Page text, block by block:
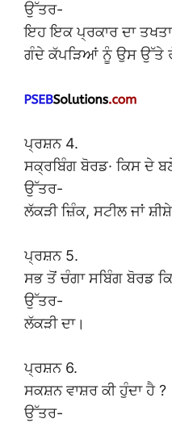
ਉੱਤਰ-
ਇਹ ਇਕ ਪ੍ਰਕਾਰ ਦਾ
ਗੰਦੇ ਕੱਪੜਿਆਂ ਨੂੰ ਉਸ ਉੱਤੇ
ਪ੍ਰਸ਼ਨ 4.
ਸਕ੍ਰਬਿੰਗ ਬੋਰਡ· ਕਿਸ ਦੇ
ਉੱਤਰ-
ਲੱਕੜੀ ਜ਼ਿੰਕ, ਸਟੀਲ ਜਾਂ
ਪ੍ਰਸ਼ਨ 5.
ਸਭ ਤੋਂ ਚੰਗਾ ਸਬਿੰਗ ਬੋਰਡ
ਉੱਤਰ-
ਲੱਕੜੀ ਦਾ।
ਪ੍ਰਸ਼ਨ 6.
ਸਕਸ਼ਨ ਵਾਸ਼ਰ ਕੀ ਹੁੰਦਾ ਹੈ ?
ਉੱਤਰ-